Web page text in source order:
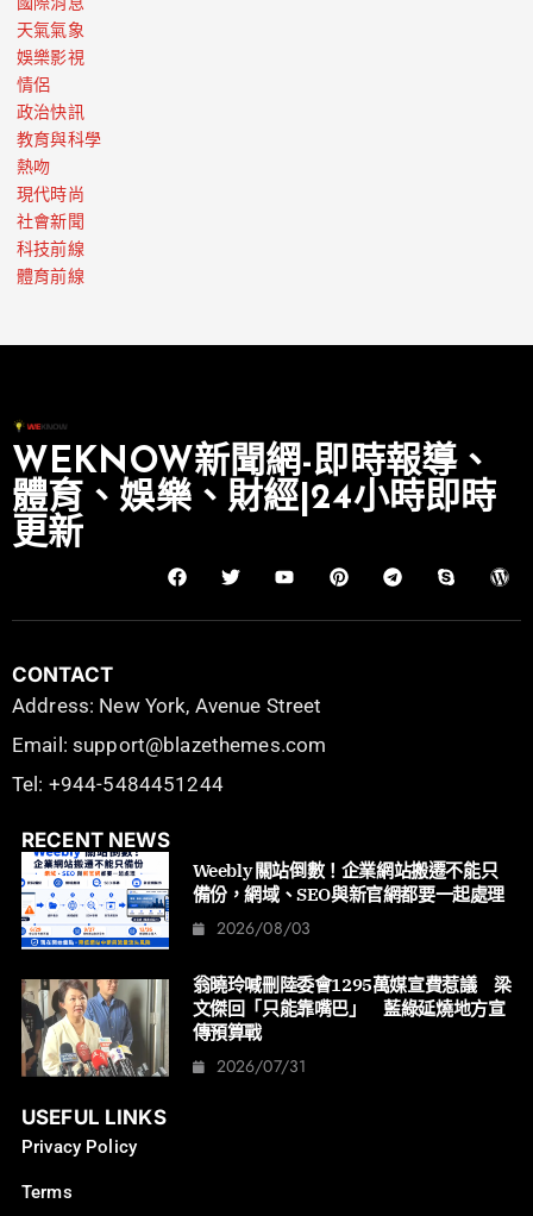
國際消息
天氣氣象
娛樂影視
情侶
政治快訊
教育與科學
熱吻
現代時尚
社會新聞
科技前線
體育前線
WEKNOW新聞網-即時報導、
體育、娛樂、財經|24小時即時
更新
CONTACT
Address: New York, Avenue Street
Email: support@blazethemes.com
Tel: +944-5484451244
RECENT NEWS
Weebly 關站倒數！企業網站搬遷不能只
備份，網域、SEO與新官網都要一起處理
2026/08/03
翁曉玲喊刪陸委會1295萬媒宣費惹議 梁
文傑回「只能靠嘴巴」 藍綠延燒地方宣
傳預算戰
2026/07/31
USEFUL LINKS
Privacy Policy
Terms